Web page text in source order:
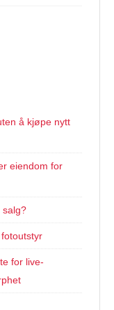
å kjøpe nytt
eiendom for
salg?
for live-